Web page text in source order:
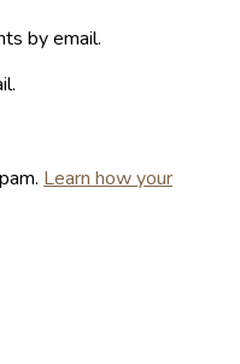
by email.
Learn how your